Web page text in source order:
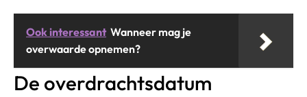
Ook interessant Wanneer mag je
overwaarde opnemen?
De overdrachtsdatum